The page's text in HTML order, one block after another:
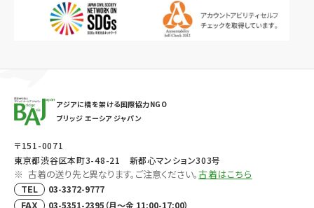
アジアに橋を架ける国際協力NGO
ブリッジ エーシア ジャパン
〒151-0071
東京都渋谷区本町3-48-21 新都心マンション303号
古着の送り先と異なります。ご注意ください。古着はこちら
TEL 03-3372-9777
FAX 03-5351-2395（月～金 11:00-17:00）